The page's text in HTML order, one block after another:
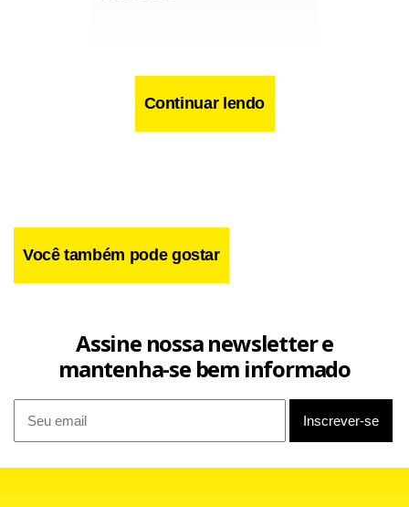
lacunas podem propiciar abusos de autoridade no
momento da fiscalização. “Há um acordo para que a PEC
seja votada, esta é uma questão definitiva. Porém, o que
Continuar lendo
Você também pode gostar
Assine nossa newsletter e
mantenha-se bem informado